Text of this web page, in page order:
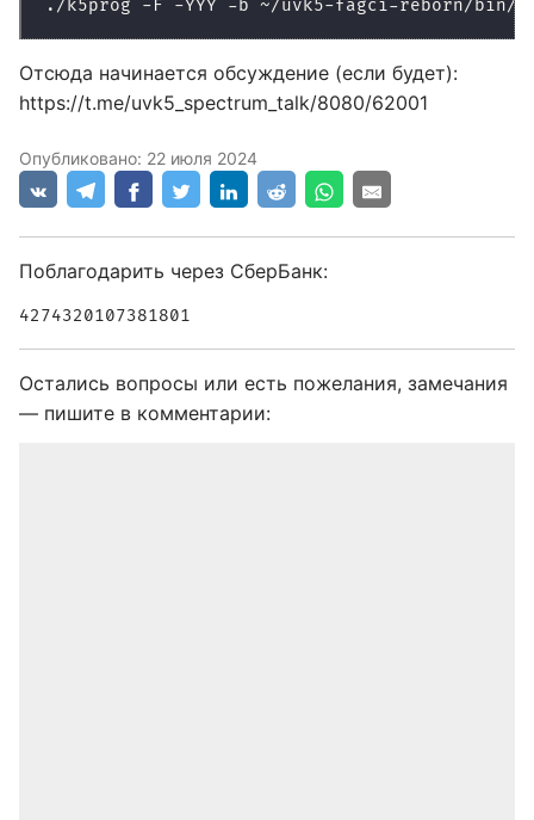
Отсюда начинается обсуждение (если будет):
https://t.me/uvk5_spectrum_talk/8080/62001
Опубликовано: 22 июля 2024
Поблагодарить через СберБанк:
4274320107381801
Остались вопросы или есть пожелания, замечания
— пишите в комментарии: